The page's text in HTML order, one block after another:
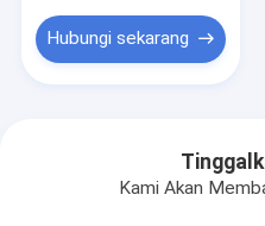
Hubungi sekarang
Kami Akan